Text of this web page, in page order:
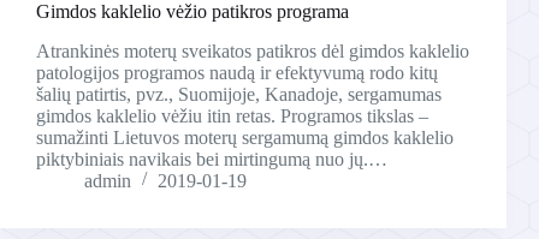
Gimdos kaklelio vėžio patikros programa
Atrankinės moterų sveikatos patikros dėl gimdos kaklelio
patologijos programos naudą ir efektyvumą rodo kitų
šalių patirtis, pvz., Suomijoje, Kanadoje, sergamumas
gimdos kaklelio vėžiu itin retas. Programos tikslas –
sumažinti Lietuvos moterų sergamumą gimdos kaklelio
piktybiniais navikais bei mirtingumą nuo jų.…
admin
2019-01-19